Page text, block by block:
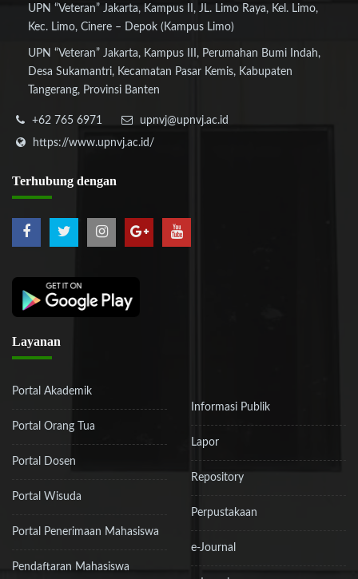
UPN “Veteran” Jakarta, Kampus II, JL. Limo Raya, Kel. Limo,
Kec. Limo, Cinere – Depok (Kampus Limo)
UPN “Veteran” Jakarta, Kampus III, Perumahan Bumi Indah,
Desa Sukamantri, Kecamatan Pasar Kemis, Kabupaten
Tangerang, Provinsi Banten
+62 765 6971
upnvj@upnvj.ac.id
https://www.upnvj.ac.id/
Terhubung dengan
Layanan
Portal Akademik
Portal Orang Tua
Portal Dosen
Portal Wisuda
Portal Penerimaan Mahasiswa
Pendaftaran Mahasiswa
Informasi Publik
Lapor
Repository
Perpustakaan
e-Journal